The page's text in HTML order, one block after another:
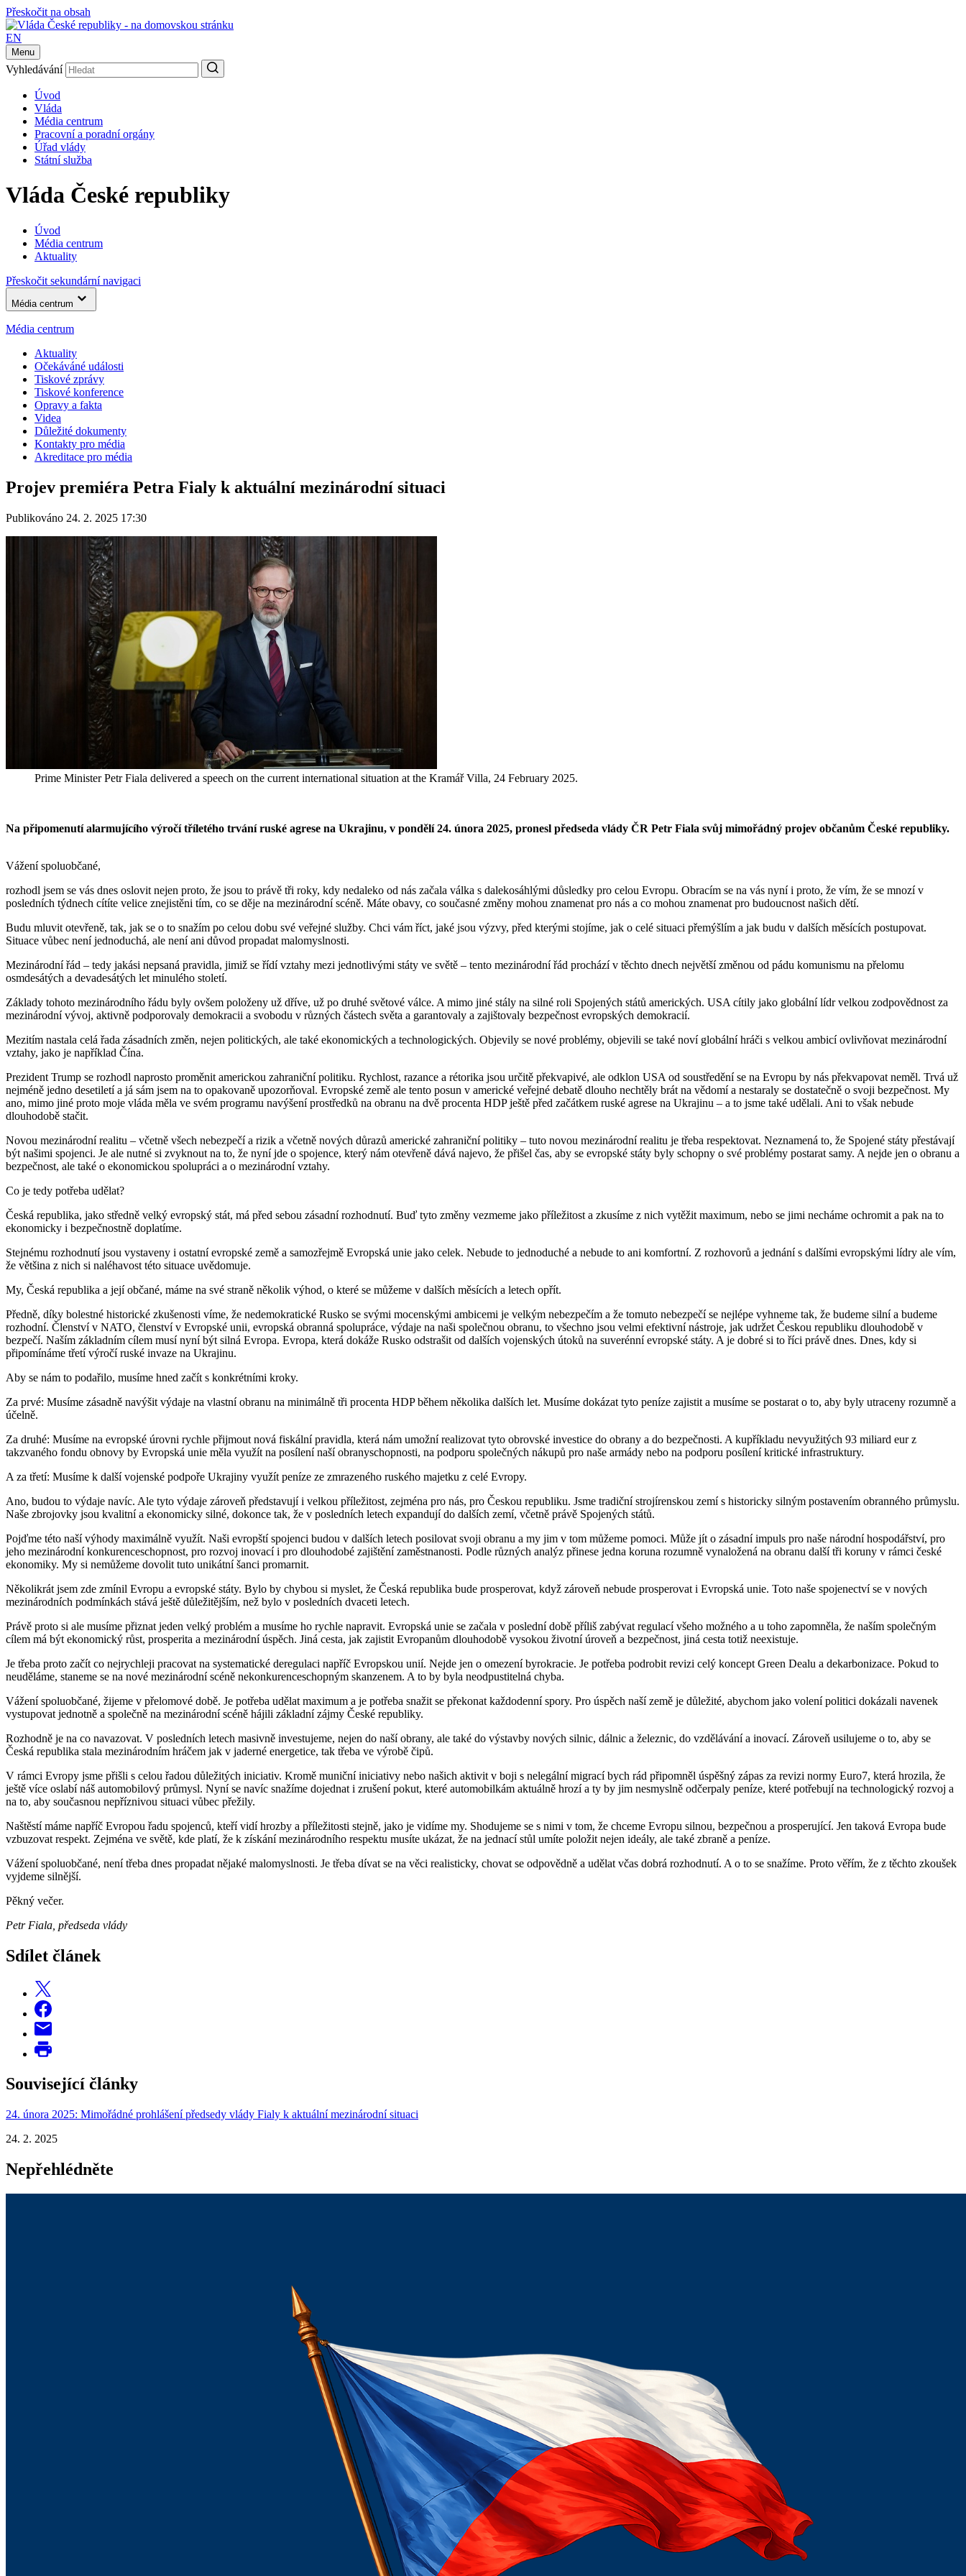
Přeskočit na obsah
EN
Menu
Vyhledávání
Úvod
Vláda
Média centrum
Pracovní a poradní orgány
Úřad vlády
Státní služba
Vláda České republiky
Úvod
Média centrum
Aktuality
Přeskočit sekundární navigaci
Média centrum
Média centrum
Aktuality
Očekáváné události
Tiskové zprávy
Tiskové konference
Opravy a fakta
Videa
Důležité dokumenty
Kontakty pro média
Akreditace pro média
Projev premiéra Petra Fialy k aktuální mezinárodní situaci
Publikováno 24. 2. 2025 17:30
Prime Minister Petr Fiala delivered a speech on the current international situation at the Kramář Villa, 24 February 2025.
Na připomenutí alarmujícího výročí tříletého trvání ruské agrese na Ukrajinu, v pondělí 24. února 2025, pronesl předseda vlády ČR Petr Fiala svůj mimořádný projev občanům České republiky.
Vážení spoluobčané,
rozhodl jsem se vás dnes oslovit nejen proto, že jsou to právě tři roky, kdy nedaleko od nás začala válka s dalekosáhlými důsledky pro celou Evropu. Obracím se na vás nyní i proto, že vím, že se mnozí v
posledních týdnech cítíte velice znejistěni tím, co se děje na mezinárodní scéně. Máte obavy, co současné změny mohou znamenat pro nás a co mohou znamenat pro budoucnost našich dětí.
Budu mluvit otevřeně, tak, jak se o to snažím po celou dobu své veřejné služby. Chci vám říct, jaké jsou výzvy, před kterými stojíme, jak o celé situaci přemýšlím a jak budu v dalších měsících postupovat.
Situace vůbec není jednoduchá, ale není ani důvod propadat malomyslnosti.
Mezinárodní řád – tedy jakási nepsaná pravidla, jimiž se řídí vztahy mezi jednotlivými státy ve světě – tento mezinárodní řád prochází v těchto dnech největší změnou od pádu komunismu na přelomu
osmdesátých a devadesátých let minulého století.
Základy tohoto mezinárodního řádu byly ovšem položeny už dříve, už po druhé světové válce. A mimo jiné stály na silné roli Spojených států amerických. USA cítily jako globální lídr velkou zodpovědnost za
mezinárodní vývoj, aktivně podporovaly demokracii a svobodu v různých částech světa a garantovaly a zajištovaly bezpečnost evropských demokracií.
Mezitím nastala celá řada zásadních změn, nejen politických, ale také ekonomických a technologických. Objevily se nové problémy, objevili se také noví globální hráči s velkou ambicí ovlivňovat mezinárodní
vztahy, jako je například Čína.
Prezident Trump se rozhodl naprosto proměnit americkou zahraniční politiku. Rychlost, razance a rétorika jsou určitě překvapivé, ale odklon USA od soustředění se na Evropu by nás překvapovat neměl. Trvá už
nejméně jedno desetiletí a já sám jsem na to opakovaně upozorňoval. Evropské země ale tento posun v americké veřejné debatě dlouho nechtěly brát na vědomí a nestaraly se dostatečně o svoji bezpečnost. My
ano, mimo jiné proto moje vláda měla ve svém programu navýšení prostředků na obranu na dvě procenta HDP ještě před začátkem ruské agrese na Ukrajinu – a to jsme také udělali. Ani to však nebude
dlouhodobě stačit.
Novou mezinárodní realitu – včetně všech nebezpečí a rizik a včetně nových důrazů americké zahraniční politiky – tuto novou mezinárodní realitu je třeba respektovat. Neznamená to, že Spojené státy přestávají
být našimi spojenci. Je ale nutné si zvyknout na to, že nyní jde o spojence, který nám otevřeně dává najevo, že přišel čas, aby se evropské státy byly schopny o své problémy postarat samy. A nejde jen o obranu a
bezpečnost, ale také o ekonomickou spolupráci a o mezinárodní vztahy.
Co je tedy potřeba udělat?
Česká republika, jako středně velký evropský stát, má před sebou zásadní rozhodnutí. Buď tyto změny vezmeme jako příležitost a zkusíme z nich vytěžit maximum, nebo se jimi necháme ochromit a pak na to
ekonomicky i bezpečnostně doplatíme.
Stejnému rozhodnutí jsou vystaveny i ostatní evropské země a samozřejmě Evropská unie jako celek. Nebude to jednoduché a nebude to ani komfortní. Z rozhovorů a jednání s dalšími evropskými lídry ale vím,
že většina z nich si naléhavost této situace uvědomuje.
My, Česká republika a její občané, máme na své straně několik výhod, o které se můžeme v dalších měsících a letech opřít.
Předně, díky bolestné historické zkušenosti víme, že nedemokratické Rusko se svými mocenskými ambicemi je velkým nebezpečím a že tomuto nebezpečí se nejlépe vyhneme tak, že budeme silní a budeme
rozhodní. Členství v NATO, členství v Evropské unii, evropská obranná spolupráce, výdaje na naši společnou obranu, to všechno jsou velmi efektivní nástroje, jak udržet Českou republiku dlouhodobě v
bezpečí. Naším základním cílem musí nyní být silná Evropa. Evropa, která dokáže Rusko odstrašit od dalších vojenských útoků na suverénní evropské státy. A je dobré si to říci právě dnes. Dnes, kdy si
připomínáme třetí výročí ruské invaze na Ukrajinu.
Aby se nám to podařilo, musíme hned začít s konkrétními kroky.
Za prvé: Musíme zásadně navýšit výdaje na vlastní obranu na minimálně tři procenta HDP během několika dalších let. Musíme dokázat tyto peníze zajistit a musíme se postarat o to, aby byly utraceny rozumně a
účelně.
Za druhé: Musíme na evropské úrovni rychle přijmout nová fiskální pravidla, která nám umožní realizovat tyto obrovské investice do obrany a do bezpečnosti. A kupříkladu nevyužitých 93 miliard eur z
takzvaného fondu obnovy by Evropská unie měla využít na posílení naší obranyschopnosti, na podporu společných nákupů pro naše armády nebo na podporu posílení kritické infrastruktury.
A za třetí: Musíme k další vojenské podpoře Ukrajiny využít peníze ze zmrazeného ruského majetku z celé Evropy.
Ano, budou to výdaje navíc. Ale tyto výdaje zároveň představují i velkou příležitost, zejména pro nás, pro Českou republiku. Jsme tradiční strojírenskou zemí s historicky silným postavením obranného průmyslu.
Naše zbrojovky jsou kvalitní a ekonomicky silné, dokonce tak, že v posledních letech expandují do dalších zemí, včetně právě Spojených států.
Pojďme této naší výhody maximálně využít. Naši evropští spojenci budou v dalších letech posilovat svoji obranu a my jim v tom můžeme pomoci. Může jít o zásadní impuls pro naše národní hospodářství, pro
jeho mezinárodní konkurenceschopnost, pro rozvoj inovací i pro dlouhodobé zajištění zaměstnanosti. Podle různých analýz přinese jedna koruna rozumně vynaložená na obranu další tři koruny v rámci české
ekonomiky. My si nemůžeme dovolit tuto unikátní šanci promarnit.
Několikrát jsem zde zmínil Evropu a evropské státy. Bylo by chybou si myslet, že Česká republika bude prosperovat, když zároveň nebude prosperovat i Evropská unie. Toto naše spojenectví se v nových
mezinárodních podmínkách stává ještě důležitějším, než bylo v posledních dvaceti letech.
Právě proto si ale musíme přiznat jeden velký problém a musíme ho rychle napravit. Evropská unie se začala v poslední době příliš zabývat regulací všeho možného a u toho zapomněla, že naším společným
cílem má být ekonomický růst, prosperita a mezinárodní úspěch. Jiná cesta, jak zajistit Evropanům dlouhodobě vysokou životní úroveň a bezpečnost, jiná cesta totiž neexistuje.
Je třeba proto začít co nejrychleji pracovat na systematické deregulaci napříč Evropskou unií. Nejde jen o omezení byrokracie. Je potřeba podrobit revizi celý koncept Green Dealu a dekarbonizace. Pokud to
neuděláme, staneme se na nové mezinárodní scéně nekonkurenceschopným skanzenem. A to by byla neodpustitelná chyba.
Vážení spoluobčané, žijeme v přelomové době. Je potřeba udělat maximum a je potřeba snažit se překonat každodenní spory. Pro úspěch naší země je důležité, abychom jako volení politici dokázali navenek
vystupovat jednotně a společně na mezinárodní scéně hájili základní zájmy České republiky.
Rozhodně je na co navazovat. V posledních letech masivně investujeme, nejen do naší obrany, ale také do výstavby nových silnic, dálnic a železnic, do vzdělávání a inovací. Zároveň usilujeme o to, aby se
Česká republika stala mezinárodním hráčem jak v jaderné energetice, tak třeba ve výrobě čipů.
V rámci Evropy jsme přišli s celou řadou důležitých iniciativ. Kromě muniční iniciativy nebo našich aktivit v boji s nelegální migrací bych rád připomněl úspěšný zápas za revizi normy Euro7, která hrozila, že
ještě více oslabí náš automobilový průmysl. Nyní se navíc snažíme dojednat i zrušení pokut, které automobilkám aktuálně hrozí a ty by jim nesmyslně odčerpaly peníze, které potřebují na technologický rozvoj a
na to, aby současnou nepříznivou situaci vůbec přežily.
Naštěstí máme napříč Evropou řadu spojenců, kteří vidí hrozby a příležitosti stejně, jako je vidíme my. Shodujeme se s nimi v tom, že chceme Evropu silnou, bezpečnou a prosperující. Jen taková Evropa bude
vzbuzovat respekt. Zejména ve světě, kde platí, že k získání mezinárodního respektu musíte ukázat, že na jednací stůl umíte položit nejen ideály, ale také zbraně a peníze.
Vážení spoluobčané, není třeba dnes propadat nějaké malomyslnosti. Je třeba dívat se na věci realisticky, chovat se odpovědně a udělat včas dobrá rozhodnutí. A o to se snažíme. Proto věřím, že z těchto zkoušek
vyjdeme silnější.
Pěkný večer.
Petr Fiala, předseda vlády
Sdílet článek
Související články
24. února 2025: Mimořádné prohlášení předsedy vlády Fialy k aktuální mezinárodní situaci
24. 2. 2025
Nepřehlédněte